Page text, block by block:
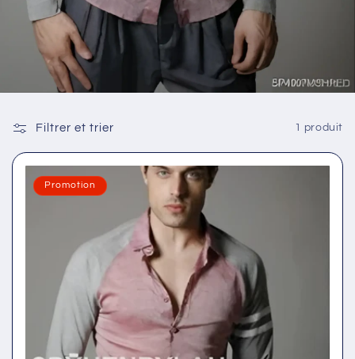
Filtrer et trier 1 produit
Promotion